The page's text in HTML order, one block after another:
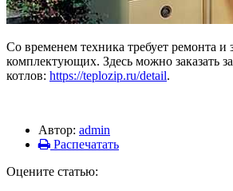
Со временем техника требует ремонта и
комплектующих. Здесь можно заказать
котлов: https://teplozip.ru/detail.
Автор: admin
Распечатать
Оцените статью: